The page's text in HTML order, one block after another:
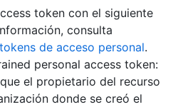
token con el siguiente
consulta
de acceso personal.
personal access token:
el propietario del recurso
donde se creó el